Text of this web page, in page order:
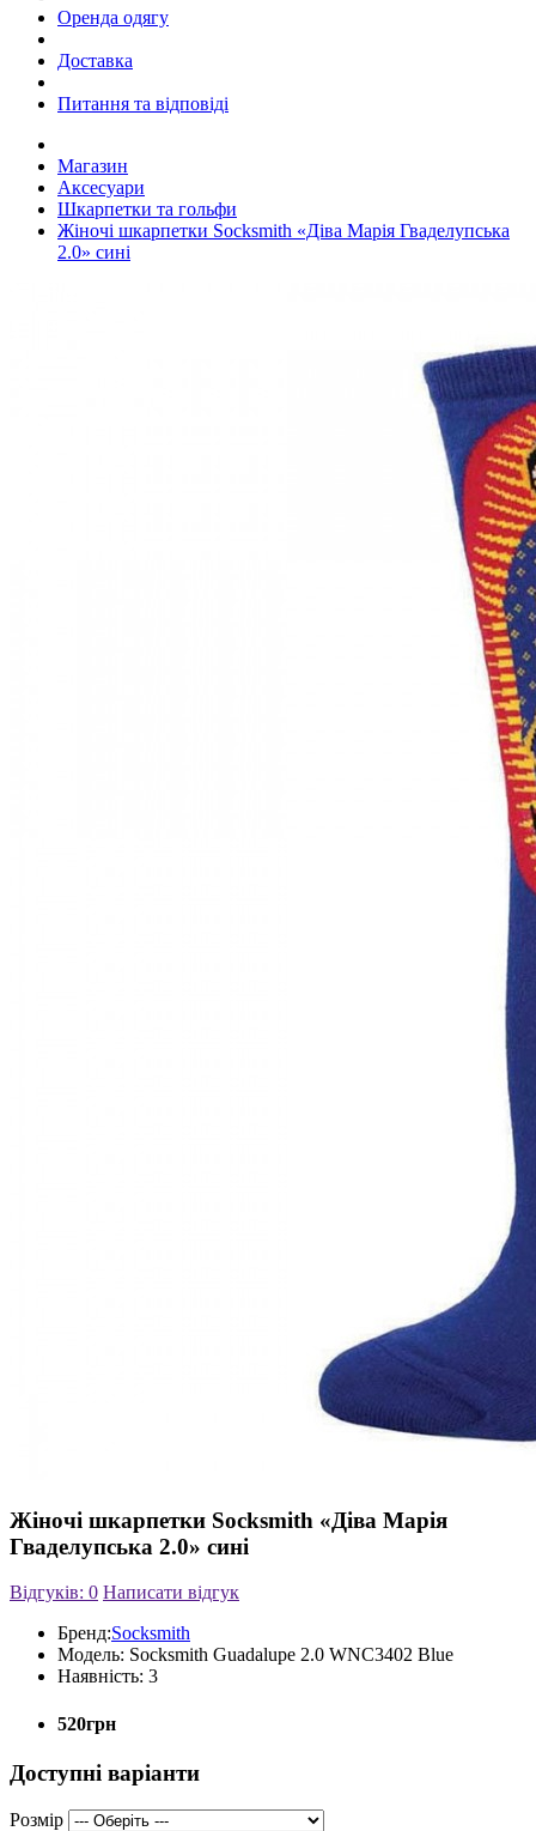
Оренда одягу
Доставка
Питання та відповіді
Магазин
Аксесуари
Шкарпетки та гольфи
Жіночі шкарпетки Socksmith «Діва Марія Гваделупська
2.0» сині
Жіночі шкарпетки Socksmith «Діва Марія
Гваделупська 2.0» сині
Відгуків: 0 Написати відгук
Бренд:Socksmith
Модель: Socksmith Guadalupe 2.0 WNC3402 Blue
Наявність: 3
520грн
Доступні варіанти
Розмір